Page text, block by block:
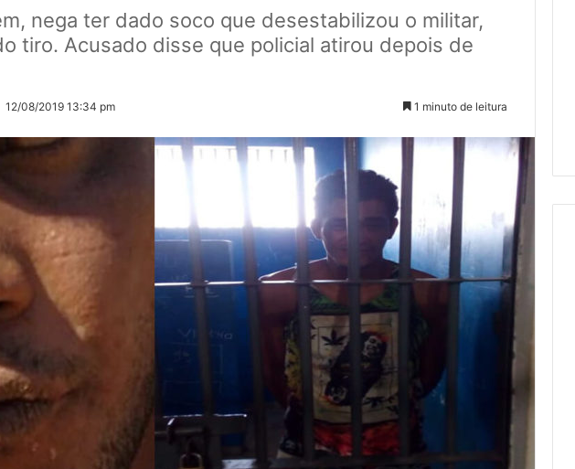
nega ter dado soco que desestabilizou o militar,
tiro. Acusado disse que policial atirou depois de
12/08/2019 13:34 pm 1 minuto de leitura